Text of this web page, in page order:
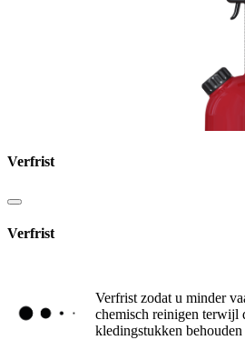
Verfrist
Verfrist
Verfrist zodat u minder
chemisch reinigen terwijl
kledingstukken